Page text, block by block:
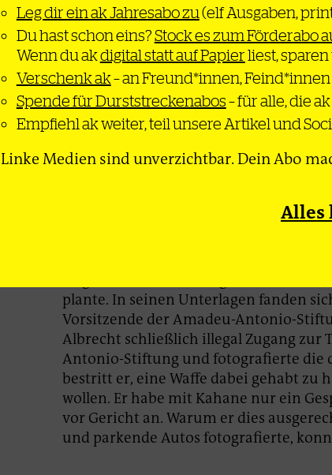
Reale Gefahr statt schrägem
Dass seine Anwälte, die selbst gerne
Verschwörungsideologien greifen,
lässt sich nicht nur mit deren
Wahrscheinlicher ist, dass Franco
Verteidigung bestimmen will. Und
schwerer zu wiegen als eine gute
Doch die Kombination aus Schrägheit
viele Fragen hierzu noch offen sind.
2017 in eine antifaschistische
plante. In seinen Unterlagen fanden
Vorsitzende der Amadeu-Antonio-
Albrecht schließlich illegal Zugang zur
Antonio-Stiftung und fotografierte die
bestritt er, eine Waffe dabei gehabt zu
wollen. Er habe mit Kahane nur ein
vor Gericht an. Warum er dies
und parkende Autos fotografierte,
Leg dir ein ak Jahresabo zu(elf Ausgaben,
Du hast schon eins?Stock es zum Förderabo
Wenn du akdigital statt auf Papierliest,
Verschenk ak– an Freund*innen,
Spende für Durststreckenabos– für alle, die
Empfiehl ak weiter, teil unsere Artikel und
Linke Medien sind unverzichtbar. Dein Abo
Alles